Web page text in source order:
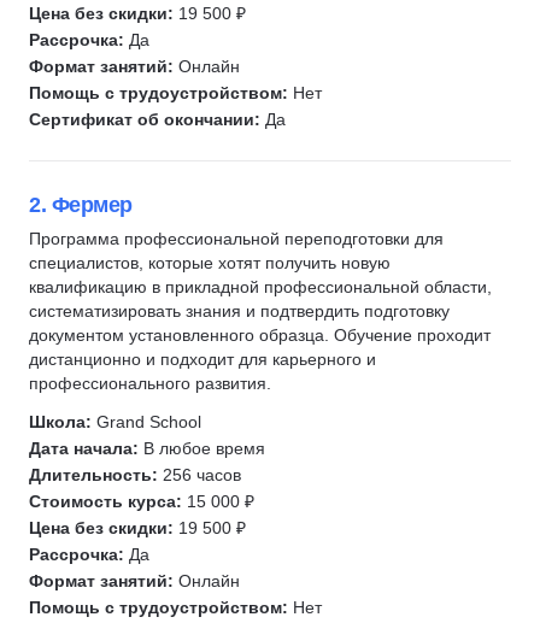
Фотограф
Радиоведущий
Подкасты
Корректор
Цена без скидки: 19 500 ₽
Рассрочка: Да
Формат занятий: Онлайн
Помощь с трудоустройством: Нет
Сертификат об окончании: Да
2. Фермер
Программа профессиональной переподготовки для
специалистов, которые хотят получить новую
квалификацию в прикладной профессиональной области,
систематизировать знания и подтвердить подготовку
документом установленного образца. Обучение проходит
дистанционно и подходит для карьерного и
профессионального развития.
Школа: Grand School
Дата начала: В любое время
Длительность: 256 часов
Стоимость курса: 15 000 ₽
Цена без скидки: 19 500 ₽
Рассрочка: Да
Формат занятий: Онлайн
Помощь с трудоустройством: Нет